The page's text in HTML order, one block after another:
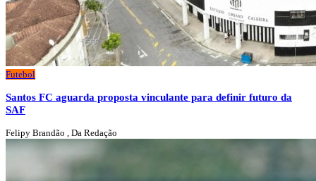
Futebol
Santos FC aguarda proposta vinculante para definir futuro da
SAF
Felipy Brandão , Da Redação